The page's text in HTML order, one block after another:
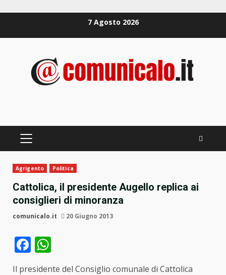
7 Agosto 2026
PRIMÄRES
Agrigento Politica
Cattolica, il presidente Augello replica ai
consiglieri di minoranza
comunicalo.it 20 Giugno 2013
Facebook
Il presidente del Consiglio comunale di Cattolica